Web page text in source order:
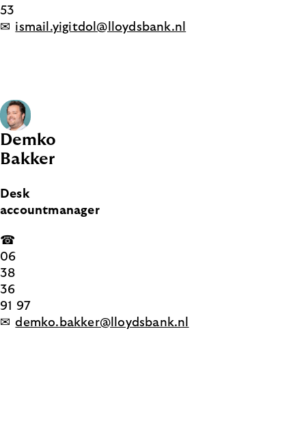
53
✉ ismail.yigitdol@lloydsbank.nl
Demko
Bakker
Desk
accountmanager
☎
06
38
36
91 97
✉ demko.bakker@lloydsbank.nl